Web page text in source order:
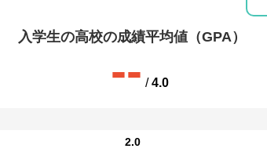
入学生の高校の成績平均値（GPA）
-- /4.0
2.0